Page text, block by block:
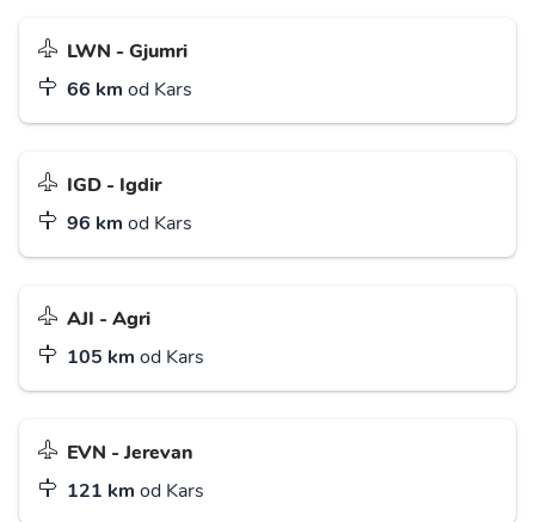
LWN - Gjumri
66 km od Kars
IGD - Igdir
96 km od Kars
AJI - Agri
105 km od Kars
EVN - Jerevan
121 km od Kars